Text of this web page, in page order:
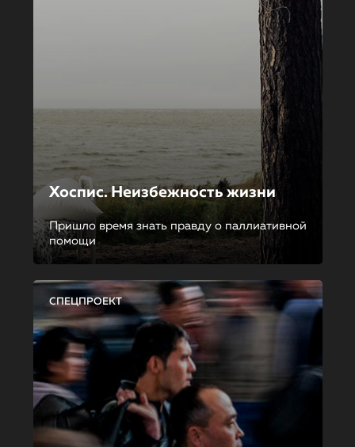
Хоспис. Неизбежность жизни
Пришло время знать правду о паллиативной
помощи
СПЕЦПРОЕКТ